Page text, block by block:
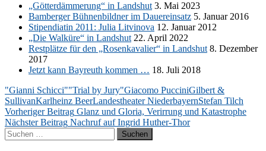
„Göt­ter­däm­me­rung“ in Lands­hut3. Mai 2023
Bam­ber­ger Büh­nen­bild­ner im Dau­er­ein­satz 5. Ja­nu­ar 2016
Sti­pen­dia­tin 2011: Ju­lia Lit­vi­no­va 12. Ja­nu­ar 2012
„Die Wal­kü­re“ in Lands­hut22. April 2022
Rest­plät­ze für den „Ro­sen­ka­va­lier“ in Lands­hut8. De­zem­ber
2017
Jetzt kann Bay­reuth kom­men … 18. Juli 2018
"Gianni Schicci""Trial by Jury"Giacomo PucciniGilbert &
SullivanKarlheinz BeerLandestheater NiederbayernStefan Tilch
Beitragsnavigation
Vorheriger Beitrag Glanz und Gloria, Verirrung und Katastrophe
Nächster Beitrag Nachruf auf Ingrid Huther-Thor
Suchen
nach: